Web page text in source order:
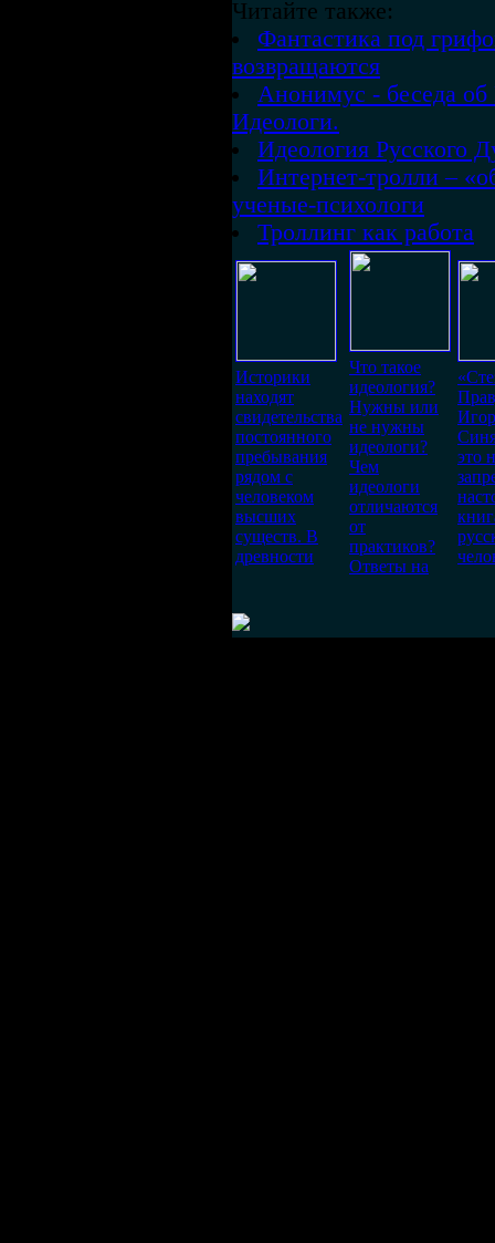
Читайте также:
Фантастика под
возвращаются
Анонимус - беседа
Идеологи.
Идеология Русского
Интернет-тролли –
ученые-психологи
Троллинг как работа
Историки
находят
свидетельства
постоянного
пребывания
рядом с
человеком
высших
существ. В
древности
Что такое
идеология?
Нужны или
не нужны
идеологи?
Чем
идеологи
отличаются
от
практиков?
Ответы на
это